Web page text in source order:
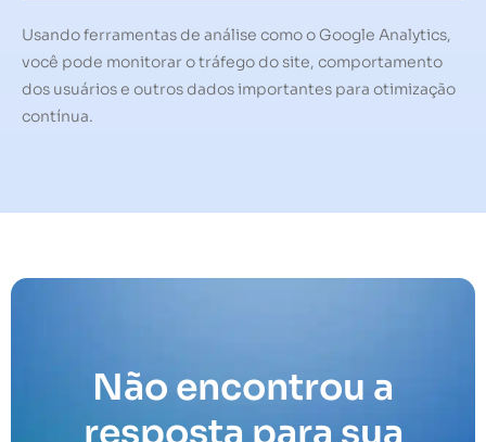
Usando ferramentas de análise como o Google Analytics,
você pode monitorar o tráfego do site, comportamento
dos usuários e outros dados importantes para otimização
contínua.
Não encontrou a